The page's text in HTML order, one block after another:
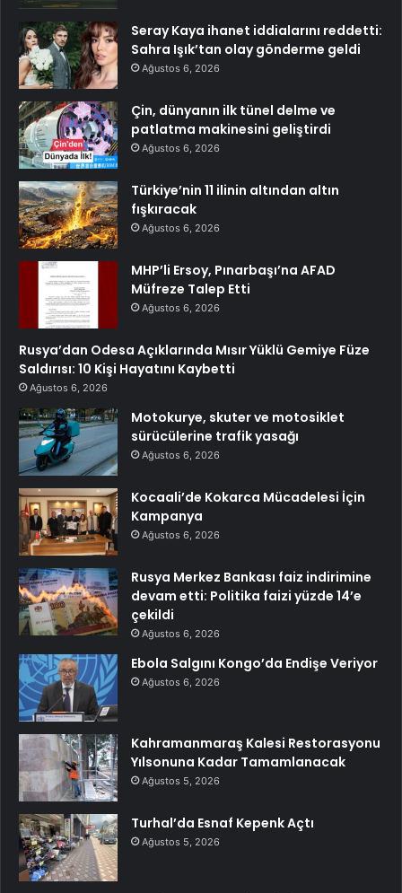
Seray Kaya ihanet iddialarını reddetti:
Sahra Işık’tan olay gönderme geldi
Ağustos 6, 2026
Çin, dünyanın ilk tünel delme ve
patlatma makinesini geliştirdi
Ağustos 6, 2026
Türkiye’nin 11 ilinin altından altın
fışkıracak
Ağustos 6, 2026
MHP’li Ersoy, Pınarbaşı’na AFAD
Müfreze Talep Etti
Ağustos 6, 2026
Rusya’dan Odesa Açıklarında Mısır Yüklü Gemiye Füze
Saldırısı: 10 Kişi Hayatını Kaybetti
Ağustos 6, 2026
Motokurye, skuter ve motosiklet
sürücülerine trafik yasağı
Ağustos 6, 2026
Kocaali’de Kokarca Mücadelesi İçin
Kampanya
Ağustos 6, 2026
Rusya Merkez Bankası faiz indirimine
devam etti: Politika faizi yüzde 14’e
çekildi
Ağustos 6, 2026
Ebola Salgını Kongo’da Endişe Veriyor
Ağustos 6, 2026
Kahramanmaraş Kalesi Restorasyonu
Yılsonuna Kadar Tamamlanacak
Ağustos 5, 2026
Turhal’da Esnaf Kepenk Açtı
Ağustos 5, 2026